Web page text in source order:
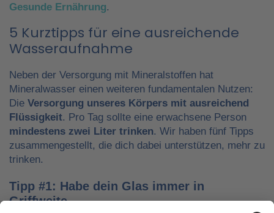
Gesunde Ernährung.
5 Kurztipps für eine ausreichende
Wasseraufnahme
Neben der Versorgung mit Mineralstoffen hat
Mineralwasser einen weiteren fundamentalen Nutzen:
Die Versorgung unseres Körpers mit ausreichend
Flüssigkeit. Pro Tag sollte eine erwachsene Person
mindestens zwei Liter trinken. Wir haben fünf Tipps
zusammengestellt, die dich dabei unterstützen, mehr zu
trinken.
Tipp #1: Habe dein Glas immer in
Griffweite